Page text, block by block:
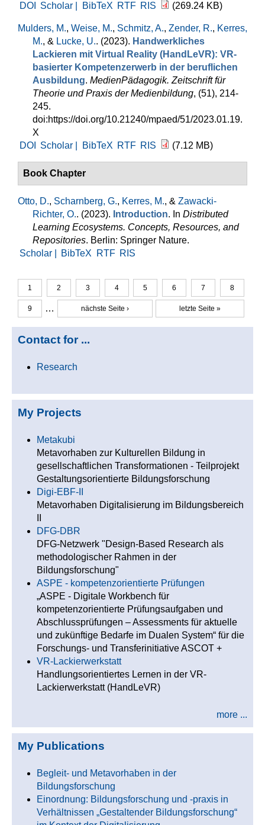
DOI
Scholar | BibTeX RTF RIS (269.24 KB)
Mulders, M., Weise, M., Schmitz, A., Zender, R., Kerres,
M., & Lucke, U.. (2023). Handwerkliches
Lackieren mit Virtual Reality (HandLeVR): VR-
basierter Kompetenzerwerb in der beruflichen
Ausbildung. MedienPädagogik. Zeitschrift für
Theorie und Praxis der Medienbildung, (51), 214-
245.
doi:https://doi.org/10.21240/mpaed/51/2023.01.19.
X
DOI
Scholar | BibTeX RTF RIS (7.12 MB)
Book Chapter
Otto, D., Scharnberg, G., Kerres, M., & Zawacki-
Richter, O.. (2023). Introduction. In Distributed
Learning Ecosystems. Concepts, Resources, and
Repositories. Berlin: Springer Nature.
Scholar |
BibTeX RTF RIS
Seiten
1 2 3 4 5 6 7 8
9 … nächste Seite › letzte Seite »
Contact for ...
Research
My Projects
Metakubi
Metavorhaben zur Kulturellen Bildung in
gesellschaftlichen Transformationen - Teilprojekt
Gestaltungsorientierte Bildungsforschung
Digi-EBF-II
Metavorhaben Digitalisierung im Bildungsbereich
DFG-DBR
DFG-Netzwerk "Design-Based Research als
methodologischer Rahmen in der
Bildungsforschung"
ASPE - kompetenzorientierte Prüfungen
„ASPE - Digitale Workbench für
kompetenzorientierte Prüfungsaufgaben und
Abschlussprüfungen – Assessments für aktuelle
und zukünftige Bedarfe im Dualen System“ für die
Forschungs- und Transferinitiative ASCOT +
VR-Lackierwerkstatt
Handlungsorientiertes Lernen in der VR-
Lackierwerkstatt (HandLeVR)
more ...
My Publications
Begleit- und Metavorhaben in der
Bildungsforschung
Einordnung: Bildungsforschung und -praxis in
Verhältnissen „Gestaltender Bildungsforschung“